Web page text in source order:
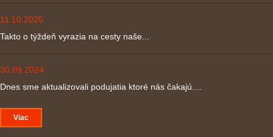
11.10.2025
Takto o týždeň vyrazia na cesty naše...
30.09.2024
Dnes sme aktualizovali podujatia ktoré nás čakajú....
Viac